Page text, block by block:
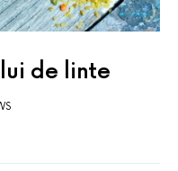
de linte